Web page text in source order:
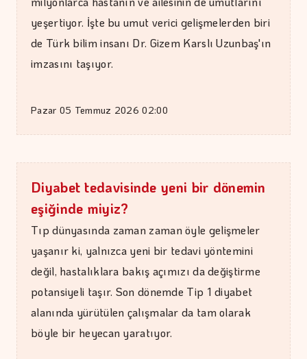
yeşertiyor. İşte bu umut verici gelişmelerden biri
de Türk bilim insanı Dr. Gizem Karslı Uzunbaş'ın
imzasını taşıyor.
Pazar 05 Temmuz 2026 02:00
Diyabet tedavisinde yeni bir dönemin
eşiğinde miyiz?
Tıp dünyasında zaman zaman öyle gelişmeler
yaşanır ki, yalnızca yeni bir tedavi yöntemini
değil, hastalıklara bakış açımızı da değiştirme
potansiyeli taşır. Son dönemde Tip 1 diyabet
alanında yürütülen çalışmalar da tam olarak
böyle bir heyecan yaratıyor.
ŞAFAK GÜVEN